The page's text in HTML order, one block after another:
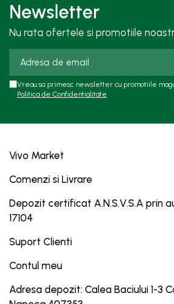
Newsletter
Nu rata ofertele si promotiile
Vreau sa primesc newsletter cu promotiile
Politica de Confidentialitate
Vivo Market
Comenzi si Livrare
Depozit certificat A.N.S.V.S.A prin
17104
Suport Clienti
Contul meu
Adresa depozit: Calea Baciului 1-3